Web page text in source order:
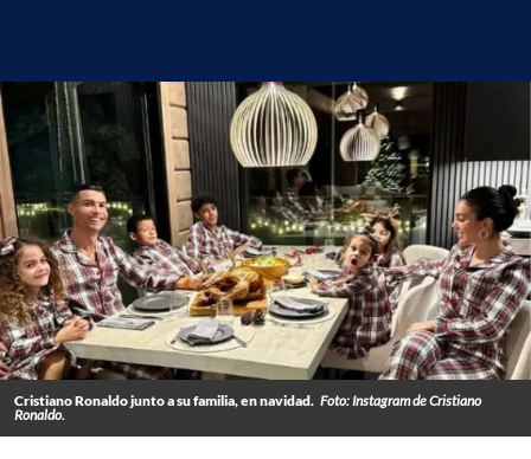
Cristiano Ronaldo junto a su familia, en navidad. Foto: Instagram de Cristiano
Ronaldo.